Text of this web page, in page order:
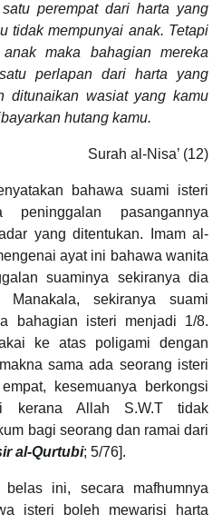
perempat dari harta yang
tidak mempunyai anak. Tetapi
maka bahagian mereka
perlapan dari harta yang
ditunaikan wasiat yang kamu
hutang kamu.
Surah al-Nisa’ (12)
bahawa suami isteri
pasangannya
yang ditentukan. Imam al-
ayat ini bahawa wanita
suaminya sekiranya dia
sekiranya suami
bahagian isteri menjadi 1/8.
ke atas poligami dengan
sama ada seorang isteri
kesemuanya berkongsi
kerana Allah S.W.T tidak
bagi seorang dan ramai dari
al-Qurtubi; 5/76].
belas ini, secara mafhumnya
isteri boleh mewarisi harta